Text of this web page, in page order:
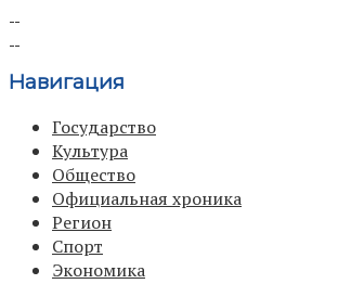
Навигация
Государство
Культура
Общество
Официальная хроника
Регион
Спорт
Экономика